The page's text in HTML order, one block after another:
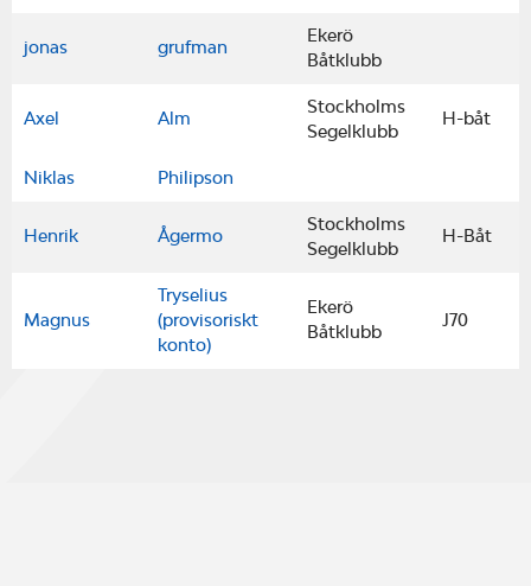
jonas grufman
Ekerö
Båtklubb
Axel Alm
Stockholms
Segelklubb
H-båt
Niklas Philipson
Henrik Ågermo
Stockholms
Segelklubb
H-Båt
Magnus
Tryselius
(provisoriskt
konto)
Ekerö
Båtklubb
J70